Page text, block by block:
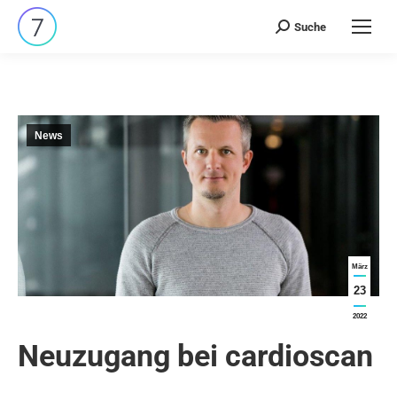
Search:
Suche
März
23
2022
News
Neuzugang bei cardioscan